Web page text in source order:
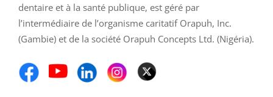
dentaire et à la santé publique, est géré par
l’intermédiaire de l’organisme caritatif Orapuh, Inc.
(Gambie) et de la société Orapuh Concepts Ltd. (Nigéria).